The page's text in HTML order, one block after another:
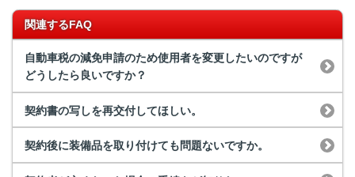
関連するFAQ
自動車税の減免申請のため使用者を変更したいのですが
どうしたら良いですか？
契約書の写しを再交付してほしい。
契約後に装備品を取り付けても問題ないですか。